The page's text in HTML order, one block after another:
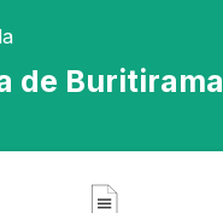
de Buritirama